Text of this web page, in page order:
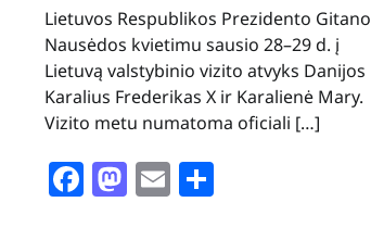
Lietuvos Respublikos Prezidento Gitano
Nausėdos kvietimu sausio 28–29 d. į
Lietuvą valstybinio vizito atvyks Danijos
Karalius Frederikas X ir Karalienė Mary.
Vizito metu numatoma oficiali […]
Facebook
Mastodon
EmailShare